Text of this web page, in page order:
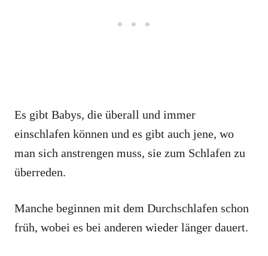
Es gibt Babys, die überall und immer
einschlafen können und es gibt auch jene, wo
man sich anstrengen muss, sie zum Schlafen zu
überreden.
Manche beginnen mit dem Durchschlafen schon
früh, wobei es bei anderen wieder länger dauert.